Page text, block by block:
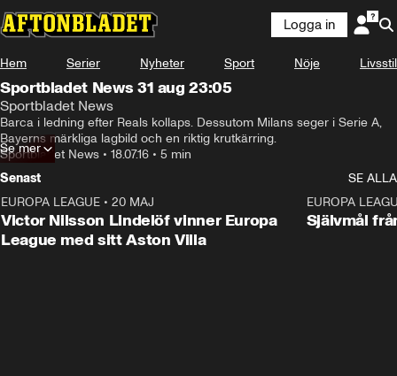
Logga in
Hem Serier Nyheter Sport Nöje Livsstil
Sportbladet News 31 aug 23:05
Sportbladet News
Barca i ledning efter Reals kollaps. Dessutom Milans seger i Serie A,
Bayerns märkliga lagbild och en riktig krutkärring.
Sportbladet News • 18.07.16 • 5 min
Se mer
Senast
SE ALLA
EUROPA LEAGUE • 20 MAJ
Victor Nilsson Lindelöf vinner Europa
League med sitt Aston Villa
EUROPA
Självmål